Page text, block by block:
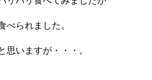
べられました。
思いますが・・・。